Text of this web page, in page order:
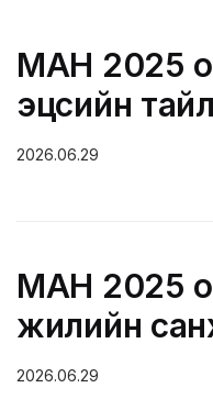
МАН 2025
эцсийн
2026.06.29
МАН 2025
жилийн
2026.06.29